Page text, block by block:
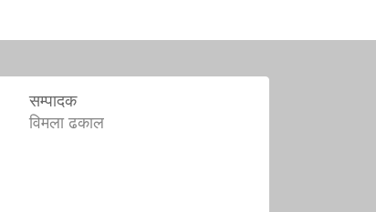
सम्पादक
विमला ढकाल